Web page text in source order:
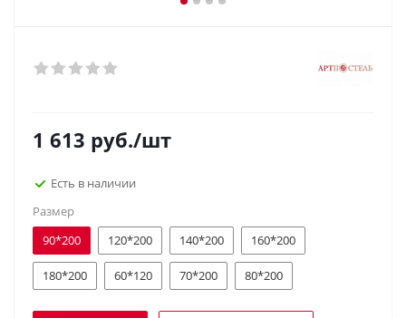
1 613 руб./шт
Есть в наличии
Размер
90*200
120*200 140*200 160*200
180*200 60*120 70*200 80*200